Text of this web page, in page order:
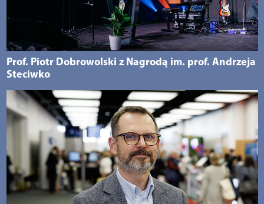
Prof. Piotr Dobrowolski z Nagrodą im. prof. Andrzeja
Steciwko